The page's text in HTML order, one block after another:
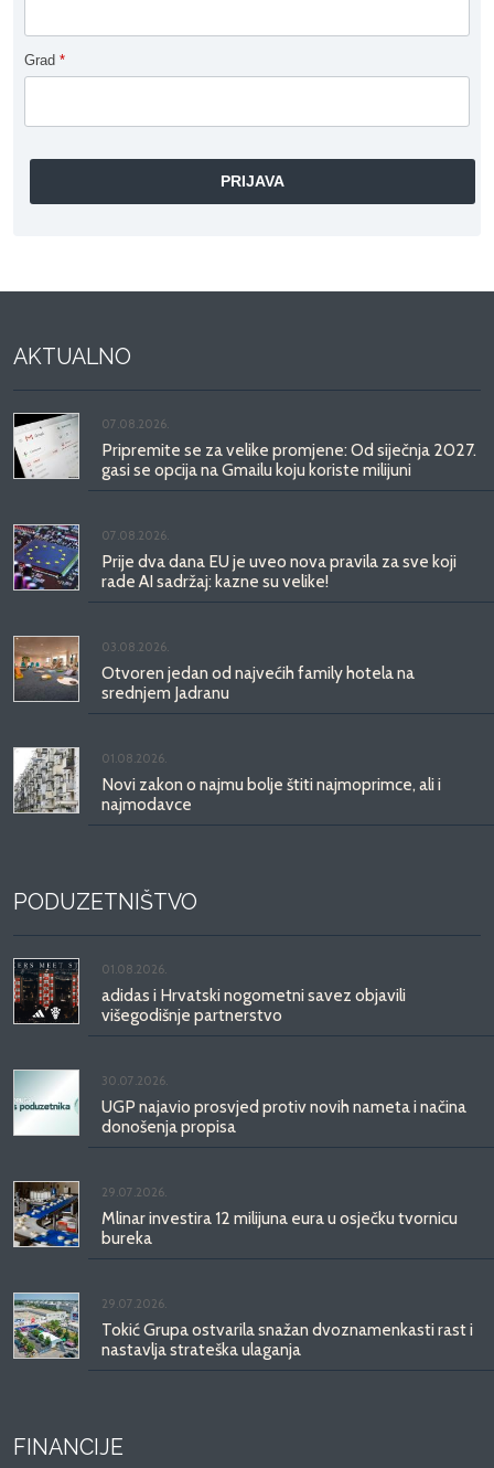
Grad *
AKTUALNO
07.08.2026.
Pripremite se za velike promjene: Od siječnja 2027.
gasi se opcija na Gmailu koju koriste milijuni
07.08.2026.
Prije dva dana EU je uveo nova pravila za sve koji
rade AI sadržaj: kazne su velike!
03.08.2026.
Otvoren jedan od najvećih family hotela na
srednjem Jadranu
01.08.2026.
Novi zakon o najmu bolje štiti najmoprimce, ali i
najmodavce
PODUZETNIŠTVO
01.08.2026.
adidas i Hrvatski nogometni savez objavili
višegodišnje partnerstvo
30.07.2026.
UGP najavio prosvjed protiv novih nameta i načina
donošenja propisa
29.07.2026.
Mlinar investira 12 milijuna eura u osječku tvornicu
bureka
29.07.2026.
Tokić Grupa ostvarila snažan dvoznamenkasti rast i
nastavlja strateška ulaganja
FINANCIJE